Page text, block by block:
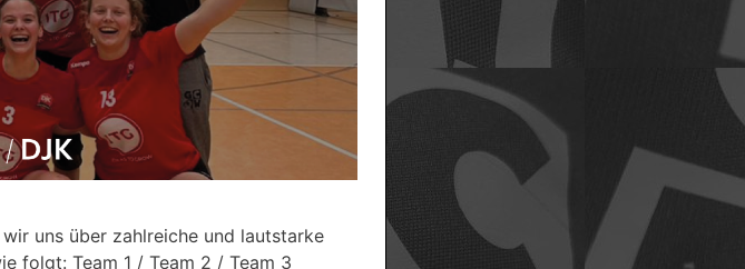
uns über zahlreiche und lautstarke
folgt: Team 1 / Team 2 / Team 3